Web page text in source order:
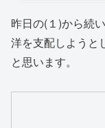
昨日の(１)から続
洋を支配しようと
と思います。